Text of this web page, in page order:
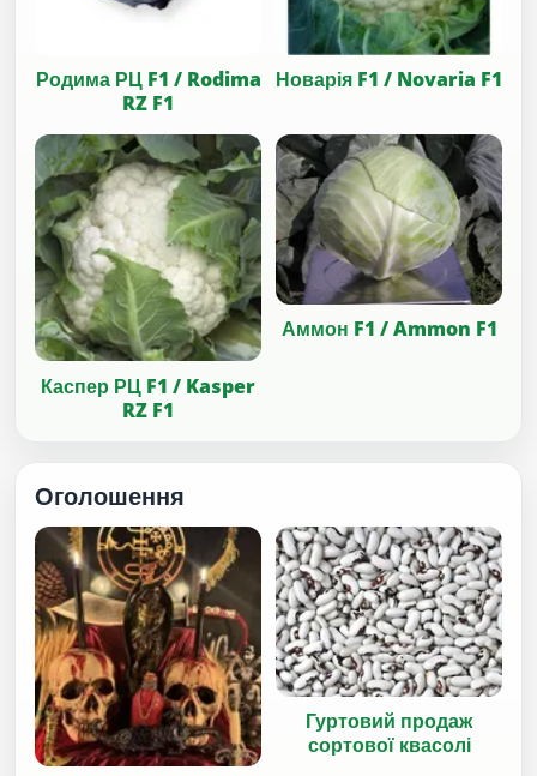
Родима РЦ F1 / Rodima
RZ F1
Новарія F1 / Novaria F1
Каспер РЦ F1 / Kasper
RZ F1
Аммон F1 / Ammon F1
Оголошення
Гуртовий продаж
сортової квасолі